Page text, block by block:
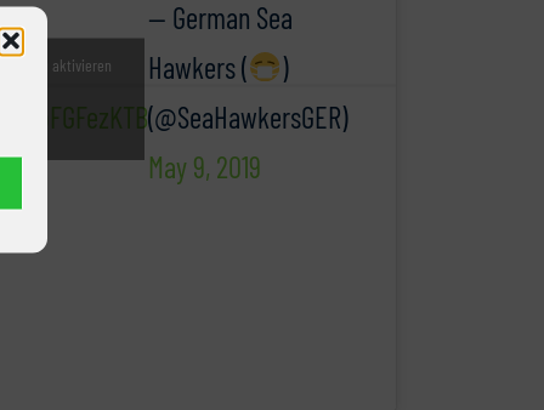
hpFGFezKTB
— German Sea
Hawkers (
)
(@SeaHawkersGER)
May 9, 2019
zu aktivieren